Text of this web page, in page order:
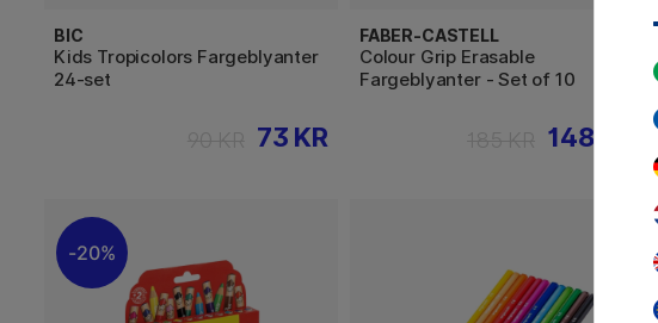
BIC
Kids Tropicolors Fargeblyanter
24-set
73 KR
FABER-CASTELL
Colour Grip Erasable
Fargeblyanter - Set of 10
148 KR
20%